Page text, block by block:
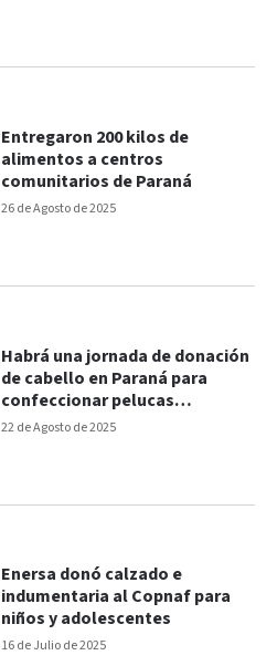
26 de Agosto de 2025
Entregaron 200 kilos de
alimentos a centros
comunitarios de Paraná
22 de Agosto de 2025
Habrá una jornada de donación
de cabello en Paraná para
confeccionar pelucas
oncológicas
16 de Julio de 2025
Enersa donó calzado e
indumentaria al Copnaf para
niños y adolescentes